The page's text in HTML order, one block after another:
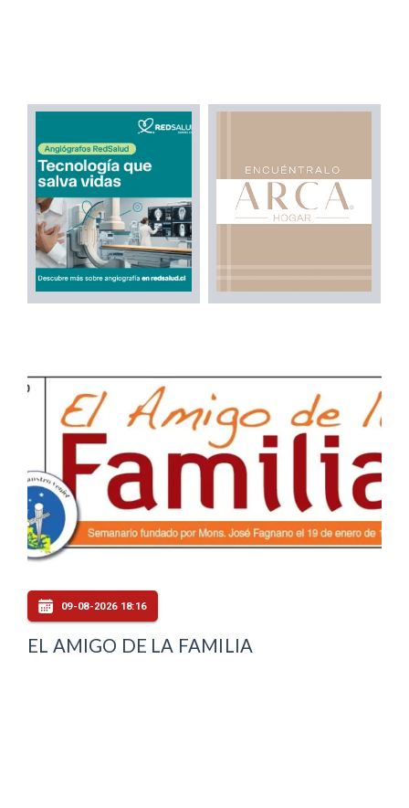
09-08-2026 18:16
EL AMIGO DE LA FAMILIA